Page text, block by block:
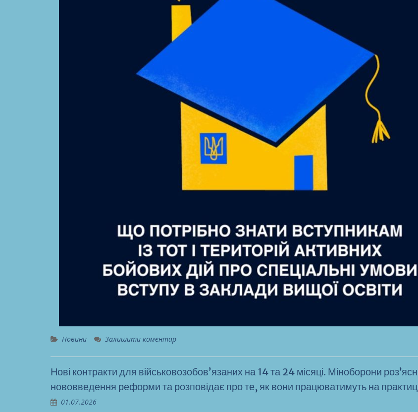
Новини Залишити коментар
Нові контракти для військовозобовʼязаних на 14 та 24 місяці. Міноборони
нововведення реформи та розповідає про те, як вони працюватимуть на
01.07.2026